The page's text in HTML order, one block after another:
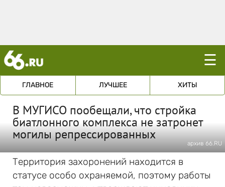
☰
ГЛАВНОЕ ЛУЧШЕЕ ХИТЫ
В МУГИСО пообещали, что стройка
биатлонного комплекса не затронет
могилы репрессированных
архив 66.RU
Территория захоронений находится в
статусе особо охраняемой, поэтому работы